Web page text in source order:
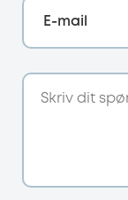
E-mail